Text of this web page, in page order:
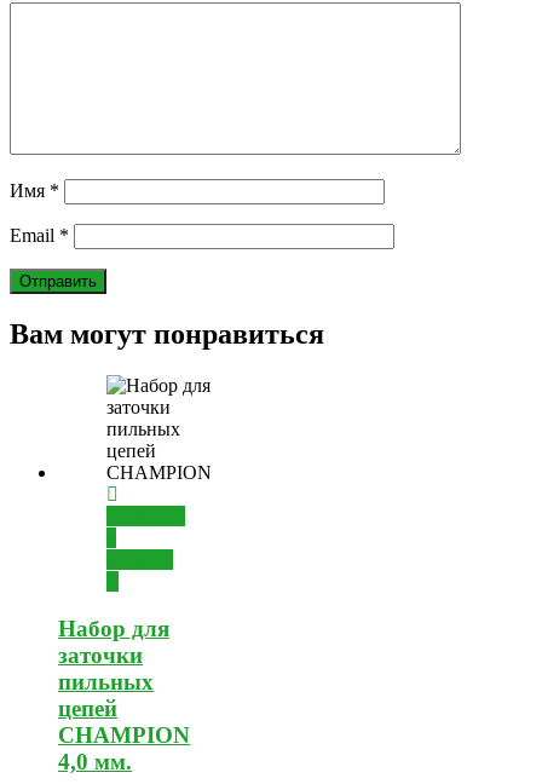
Имя *
Email *
Вам могут понравиться
Набор для
заточки
пильных
цепей
CHAMPION
4,0 мм.